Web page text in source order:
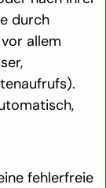
durch
allem
fehlerfreie